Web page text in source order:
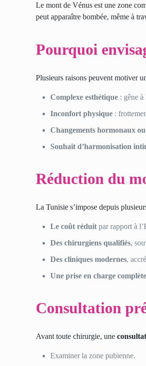
Le mont de Vénus est une zone
peut apparaître bombée, même à
Pourquoi
Plusieurs raisons peuvent motiver
Complexe esthétique : gêne
Inconfort physique :
Changements hormonaux
Souhait d’harmonisation
Réduction du
La Tunisie s’impose depuis
Le coût réduit par rapport à
Des chirurgiens qualifiés,
Des cliniques modernes,
Une prise en charge complète
Consultation
Avant toute chirurgie, une
Examiner la zone pubienne.